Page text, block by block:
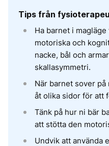
Tips från
Ha barnet i
motoriska och
nacke, bål och
skallasymmetri. ​
När barnet sover
åt olika sidor för att
Tänk på hur ni bär
att stötta den
Undvik att använda